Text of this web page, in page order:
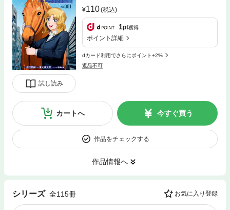
試し読み
110(税込)
1pt獲得
ポイント詳細
dカード利用でさらにポイント+2%
返品不可
カートへ 今すぐ買う
作品をチェックする
作品情報へ
シリーズ 全115冊 お気に入り登録